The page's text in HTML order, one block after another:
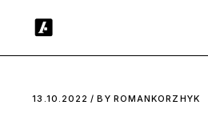
13.10.2022 BY ROMANKORZHYK